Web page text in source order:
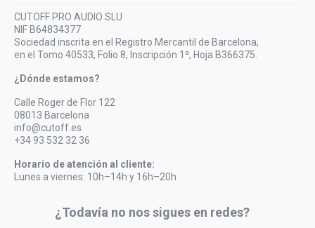
CUTOFF PRO AUDIO SLU
NIF B64834377
Sociedad inscrita en el Registro Mercantil de Barcelona,
en el Tomo 40533, Folio 8, Inscripción 1ª, Hoja B366375.
¿Dónde estamos?
Calle Roger de Flor 122
08013 Barcelona
info@cutoff.es
+34 93 532 32 36
Horario de atención al cliente:
Lunes a viernes: 10h–14h y 16h–20h
¿Todavía no nos sigues en redes?